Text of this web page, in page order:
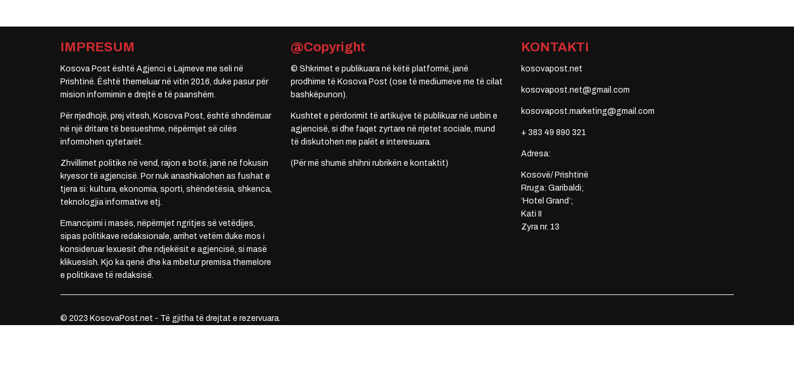
IMPRESUM
Kosova Post është Agjenci e Lajmeve me seli në
Prishtinë. Është themeluar në vitin 2016, duke pasur për
mision informimin e drejtë e të paanshëm.
Për rrjedhojë, prej vitesh, Kosova Post, është shndërruar
në një dritare të besueshme, nëpërmjet së cilës
informohen qytetarët.
Zhvillimet politike në vend, rajon e botë, janë në fokusin
kryesor të agjencisë. Por nuk anashkalohen as fushat e
tjera si: kultura, ekonomia, sporti, shëndetësia, shkenca,
teknologjia informative etj.
Emancipimi i masës, nëpërmjet ngritjes së vetëdijes,
sipas politikave redaksionale, arrihet vetëm duke mos i
konsideruar lexuesit dhe ndjekësit e agjencisë, si masë
klikuesish. Kjo ka qenë dhe ka mbetur premisa themelore
e politikave të redaksisë.
@Copyright
© Shkrimet e publikuara në këtë platformë, janë
prodhime të Kosova Post (ose të mediumeve me të cilat
bashkëpunon).
Kushtet e përdorimit të artikujve të publikuar në uebin e
agjencisë, si dhe faqet zyrtare në rrjetet sociale, mund
të diskutohen me palët e interesuara.
(Për më shumë shihni rubrikën e kontaktit)
KONTAKTI
kosovapost.net
kosovapost.net@gmail.com
kosovapost.marketing@gmail.com
+ 383 49 890 321
Adresa:
Kosovë/ Prishtinë
Rruga: Garibaldi;
‘Hotel Grand’;
Kati II
Zyra nr. 13
© 2023 KosovaPost.net - Të gjitha të drejtat e rezervuara.